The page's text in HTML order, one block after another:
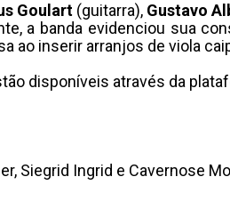
Goulart (guitarra), Gustavo
a banda evidenciou sua
ao inserir arranjos de viola
disponíveis através da
Siegrid Ingrid e Cavernose